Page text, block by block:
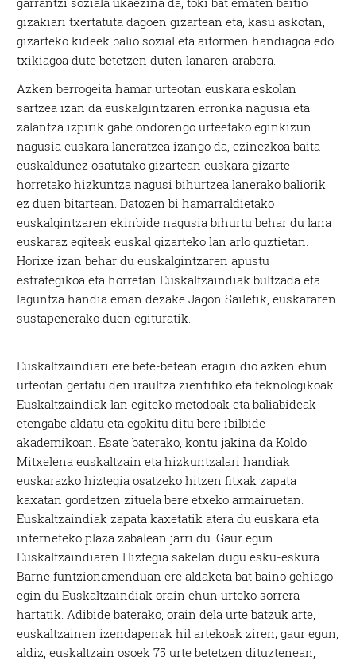
gizakiari txertatuta dagoen gizartean eta, kasu askotan,
gizarteko kideek balio sozial eta aitormen handiagoa edo
txikiagoa dute betetzen duten lanaren arabera.
Azken berrogeita hamar urteotan euskara eskolan
sartzea izan da euskalgintzaren erronka nagusia eta
zalantza izpirik gabe ondorengo urteetako eginkizun
nagusia euskara laneratzea izango da, ezinezkoa baita
euskaldunez osatutako gizartean euskara gizarte
horretako hizkuntza nagusi bihurtzea lanerako baliorik
ez duen bitartean. Datozen bi hamarraldietako
euskalgintzaren ekinbide nagusia bihurtu behar du lana
euskaraz egiteak euskal gizarteko lan arlo guztietan.
Horixe izan behar du euskalgintzaren apustu
estrategikoa eta horretan Euskaltzaindiak bultzada eta
laguntza handia eman dezake Jagon Sailetik, euskararen
sustapenerako duen egituratik.
Euskaltzaindiari ere bete-betean eragin dio azken ehun
urteotan gertatu den iraultza zientifiko eta teknologikoak.
Euskaltzaindiak lan egiteko metodoak eta baliabideak
etengabe aldatu eta egokitu ditu bere ibilbide
akademikoan. Esate baterako, kontu jakina da Koldo
Mitxelena euskaltzain eta hizkuntzalari handiak
euskarazko hiztegia osatzeko hitzen fitxak zapata
kaxatan gordetzen zituela bere etxeko armairuetan.
Euskaltzaindiak zapata kaxetatik atera du euskara eta
interneteko plaza zabalean jarri du. Gaur egun
Euskaltzaindiaren Hiztegia sakelan dugu esku-eskura.
Barne funtzionamenduan ere aldaketa bat baino gehiago
egin du Euskaltzaindiak orain ehun urteko sorrera
hartatik. Adibide baterako, orain dela urte batzuk arte,
euskaltzainen izendapenak hil artekoak ziren; gaur egun,
aldiz, euskaltzain osoek 75 urte betetzen dituztenean,